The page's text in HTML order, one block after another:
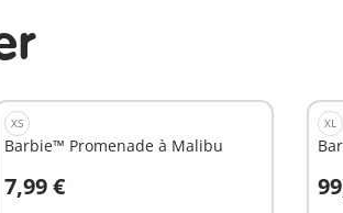
XS
Barbie™ Promenade à Malibu
7,99 €
Au panier
XL